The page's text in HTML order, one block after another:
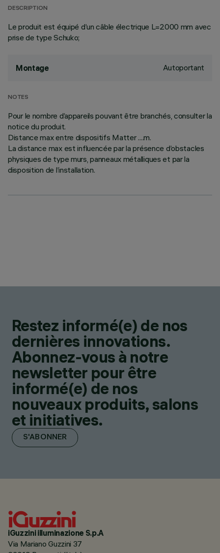
DESCRIPTION
Le produit est équipé d’un câble électrique L=2000 mm avec
prise de type Schuko;
Montage Autoportant
NOTES
Pour le nombre d’appareils pouvant être branchés, consulter la
notice du produit.
Distance max entre dispositifs Matter ....m.
La distance max est influencée par la présence d’obstacles
physiques de type murs, panneaux métalliques et par la
disposition de l’installation.
Restez informé(e) de nos
dernières innovations.
Abonnez-vous à notre
newsletter pour être
informé(e) de nos
nouveaux produits, salons
et initiatives.
S'ABONNER
iGuzzini illuminazione S.p.A
Via Mariano Guzzini 37